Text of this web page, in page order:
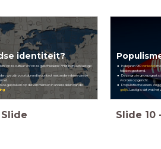
identiteit?
'onze cultuur' en 'onze geschiedenis'?Het blijft een lastige
we zijn voortdurend in contact met andere delen van de
gebruiken op die van mensen in andere delen van de
Slide
In de jaren '90verliezen
hadden gestemd.
Deze grote groep gaat
worden opgericht.
Populistische leiders
gelijk’.Lastig is dat wat het
Slide 10